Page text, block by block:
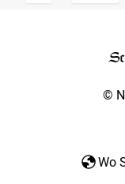
©
Wo